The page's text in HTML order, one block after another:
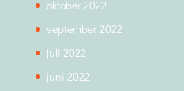
oktober 2022
september 2022
juli 2022
juni 2022